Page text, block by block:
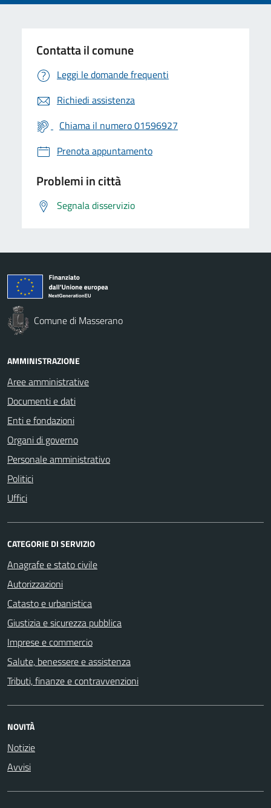
Contatta il comune
Leggi le domande frequenti
Richiedi assistenza
Chiama il numero 01596927
Prenota appuntamento
Problemi in città
Segnala disservizio
Comune di Masserano
AMMINISTRAZIONE
Aree amministrative
Documenti e dati
Enti e fondazioni
Organi di governo
Personale amministrativo
Politici
Uffici
CATEGORIE DI SERVIZIO
Anagrafe e stato civile
Autorizzazioni
Catasto e urbanistica
Giustizia e sicurezza pubblica
Imprese e commercio
Salute, benessere e assistenza
Tributi, finanze e contravvenzioni
NOVITÀ
Notizie
Avvisi